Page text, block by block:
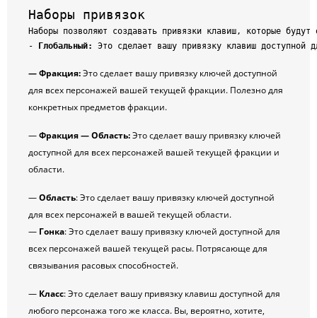
Наборы привязок
Наборы позволяют создавать привязки клавиш, которые
-
Глобальный: Это сделает вашу привязку клавиш доступной
— Фракция:Это сделает вашу привязку ключей доступной
для всех персонажей вашей текущей фракции. Полезно для
конкретных предметов фракции.
—Фракция — Область:Это сделает вашу привязку ключей
доступной для всех персонажей вашей текущей фракции и
области.
—Область: Это сделает вашу привязку ключей доступной
для всех персонажей в вашей текущей области.
— Гонка: Это сделает вашу привязку ключей доступной для
всех персонажей вашей текущей расы. Потрясающе для
связывания расовых способностей.
— Класс: Это сделает вашу привязку клавиш доступной для
любого персонажа того же класса. Вы, вероятно, хотите,